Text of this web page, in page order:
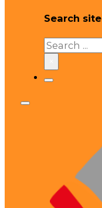
Search site
Search